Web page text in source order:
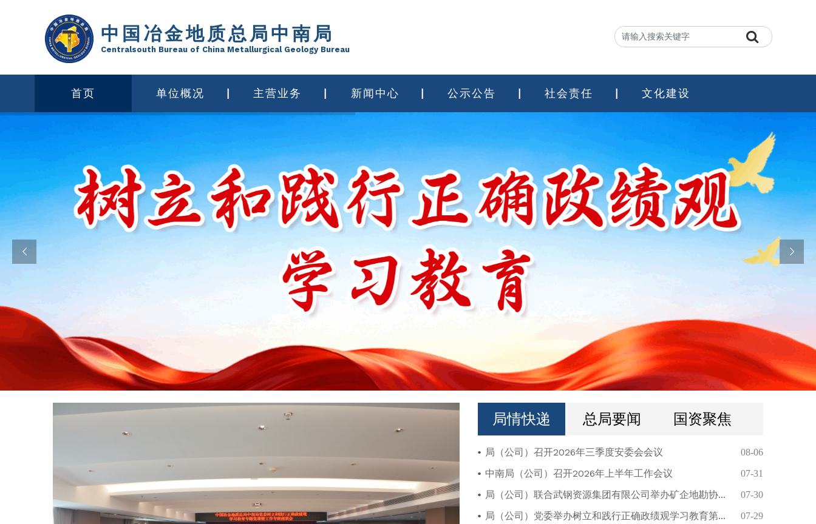
中国冶金地质总局中南局
Centralsouth Bureau of China Metallurgical Geology Bureau
首页 单位概况 主营业务 新闻中心 公示公告 社会责任 文化建设
局情快递 总局要闻 国资聚焦
局（公司）召开2026年三季度安委会会议 08-06
中南局（公司）召开2026年上半年工作会议 07-31
局（公司）联合武钢资源集团有限公司举办矿企地勘协... 07-30
局（公司）党委举办树立和践行正确政绩观学习教育第... 07-29